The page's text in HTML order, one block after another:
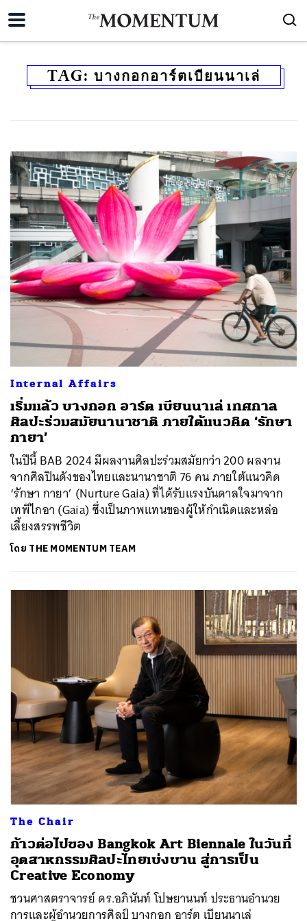
TAG: บางกอกอาร์ตเบียนนาเล่
Internal Affairs
เริ่มแล้ว บางกอก อาร์ต เบียนนาเล่ เทศกาล
ศิลปะร่วมสมัยนานาชาติ ภายใต้แนวคิด ‘รักษา
กายา’
ในปีนี้ BAB 2024 มีผลงานศิลปะร่วมสมัยกว่า 200 ผลงาน
จากศิลปินดังของไทยและนานาชาติ 76 คน ภายใต้แนวคิด
‘รักษา กายา’ (Nurture Gaia) ที่ได้รับแรงบันดาลใจมาจาก
เทพีไกอา (Gaia) ซึ่งเป็นภาพแทนของผู้ให้กำเนิดและหล่อ
เลี้ยงสรรพชีวิต
โดย THE MOMENTUM TEAM
The Chair
ก้าวต่อไปของ Bangkok Art Biennale ในวันที่
อุตสาหกรรมศิลปะไทยเบ่งบาน สู่การเป็น
Creative Economy
ชวนศาสตราจารย์ ดร.อภินันท์ โปษยานนท์ ประธานอำนวย
การและผู้อำนวยการศิลป์ บางกอก อาร์ต เบียนนาเล่
EMAIL